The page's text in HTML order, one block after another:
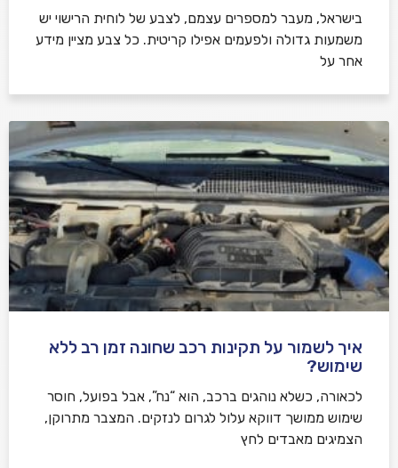
בישראל, מעבר למספרים עצמם, לצבע של לוחית הרישוי יש
משמעות גדולה ולפעמים אפילו קריטית. כל צבע מציין מידע
אחר על
איך לשמור על תקינות רכב שחונה זמן רב ללא
שימוש?
לכאורה, כשלא נוהגים ברכב, הוא “נח”, אבל בפועל, חוסר
שימוש ממושך דווקא עלול לגרום לנזקים. המצבר מתרוקן,
הצמיגים מאבדים לחץ